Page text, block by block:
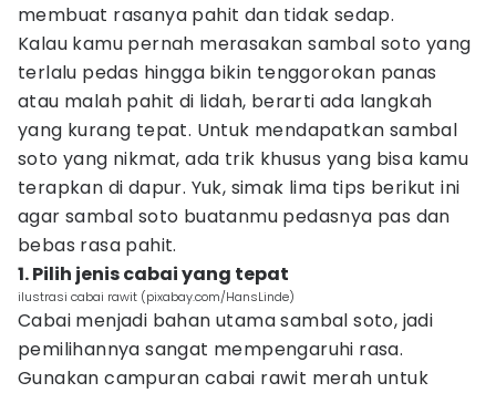
membuat rasanya pahit dan tidak sedap.
Kalau kamu pernah merasakan sambal soto yang
terlalu pedas hingga bikin tenggorokan panas
atau malah pahit di lidah, berarti ada langkah
yang kurang tepat. Untuk mendapatkan sambal
soto yang nikmat, ada trik khusus yang bisa kamu
terapkan di dapur. Yuk, simak lima tips berikut ini
agar sambal soto buatanmu pedasnya pas dan
bebas rasa pahit.
1. Pilih jenis cabai yang tepat
ilustrasi cabai rawit (pixabay.com/HansLinde)
Cabai menjadi bahan utama sambal soto, jadi
pemilihannya sangat mempengaruhi rasa.
Gunakan campuran cabai rawit merah untuk